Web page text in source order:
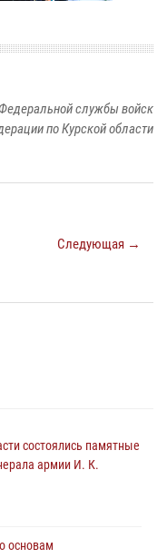
службы войск
по Курской области
Следующая →
состоялись памятные
армии И. К.
основам